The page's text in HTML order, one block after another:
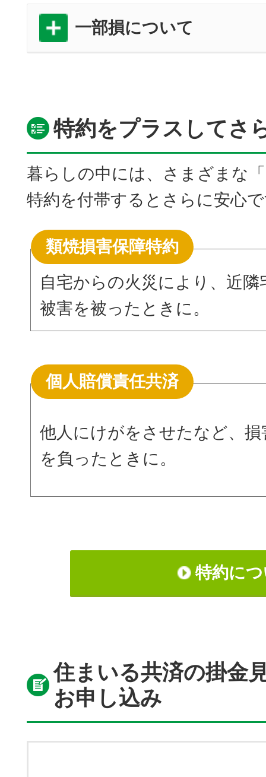
一部損について
特約をプラスしてさ
暮らしの中には、さまざまな
特約を付帯するとさらに安心
類焼損害保障特約
自宅からの火災により、近隣
被害を被ったときに。
個人賠償責任共済
他人にけがをさせたなど、損
を負ったときに。
特約に
住まいる共済の掛金
お申し込み